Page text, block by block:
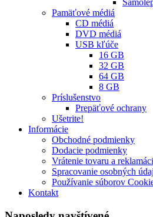
Pamäťové médiá
CD médiá
DVD médiá
USB kľúče
16 GB
32 GB
64 GB
8 GB
Príslušenstvo
Prepäťové ochrany
Ušetrite!
Informácie
Obchodné podmienky
Dodacie podmienky
Vrátenie tovaru a
Spracovanie osobných
Používanie súborov
Kontakt